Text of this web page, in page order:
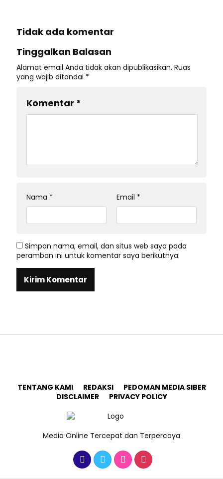
Tidak ada komentar
Tinggalkan Balasan
Alamat email Anda tidak akan dipublikasikan. Ruas
yang wajib ditandai *
Komentar *
Nama * Email *
Simpan nama, email, dan situs web saya pada
peramban ini untuk komentar saya berikutnya.
TENTANG KAMI REDAKSI
PEDOMAN MEDIA SIBER
DISCLAIMER
PRIVACY POLICY
Media Online Tercepat dan Terpercaya